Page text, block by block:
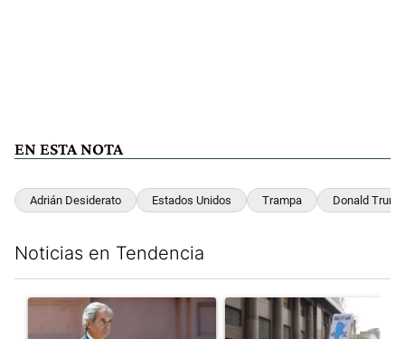
EN ESTA NOTA
Adrián Desiderato Estados Unidos Trampa Donald Trump
Noticias en Tendencia
Un artículo de tendencia con el título "Las inconsistencias de
Un artículo de tendencia con